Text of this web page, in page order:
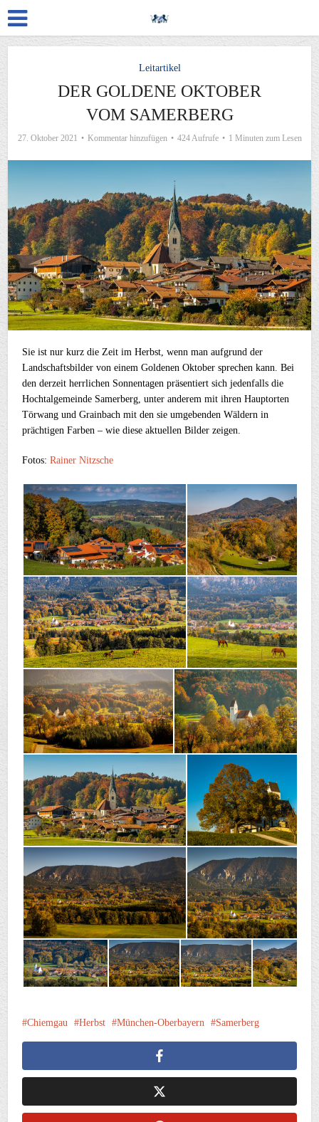
Leitartikel
DER GOLDENE OKTOBER
VOM SAMERBERG
27. Oktober 2021 Kommentar hinzufügen 424 Aufrufe 1 Minuten zum Lesen
Sie ist nur kurz die Zeit im Herbst, wenn man aufgrund der
Landschaftsbilder von einem Goldenen Oktober sprechen kann. Bei
den derzeit herrlichen Sonnentagen präsentiert sich jedenfalls die
Hochtalgemeinde Samerberg, unter anderem mit ihren Hauptorten
Törwang und Grainbach mit den sie umgebenden Wäldern in
prächtigen Farben – wie diese aktuellen Bilder zeigen.
Fotos:Rainer Nitzsche
Chiemgau Herbst München-Oberbayern Samerberg